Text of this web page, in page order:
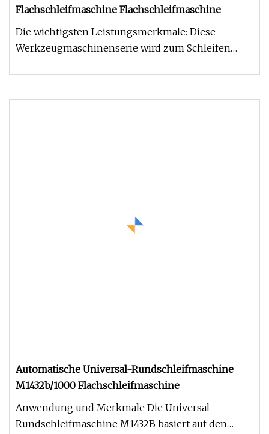
Flachschleifmaschine Flachschleifmaschine
Die wichtigsten Leistungsmerkmale: Diese
Werkzeugmaschinenserie wird zum Schleifen
Automatische Universal-Rundschleifmaschine
M1432b/1000 Flachschleifmaschine
Anwendung und Merkmale Die Universal-
Rundschleifmaschine M1432B basiert auf den